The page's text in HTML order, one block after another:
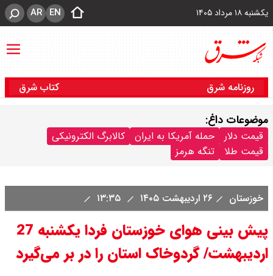
یکشنبه ۱۸ مرداد ۱۴۰۵ EN
AR
روزنامه شرق کتاب شرق
موضوعات داغ:
قیمت دلار حمله آمریکا به ایران
کالابرگ الکترونیکی
قیمت طلا
تنگه هرمز
خوزستان ۲۶ اردیبهشت ۱۴۰۵
پیش بینی هوای خوزستان فردا یکشنبه 27
اردیبهشت/ گردوخاک استان را در بر می‌گیرد